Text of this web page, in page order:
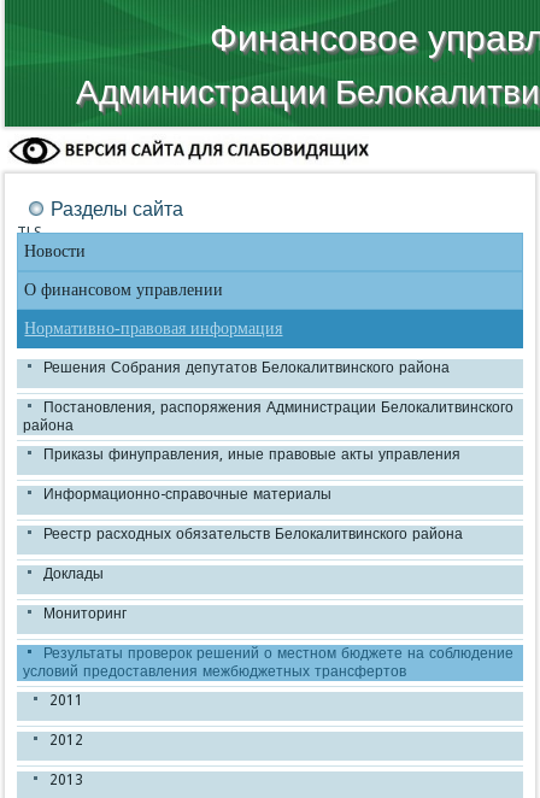
Финансовое
Администрации
Разделы сайта
TLS
Новости
О финансовом управлении
Нормативно-правовая информация
Решения Собрания депутатов Белокалитвинского района
Постановления, распоряжения Администрации Белокалитвинского
района
Приказы финуправления, иные правовые акты управления
Информационно-справочные материалы
Реестр расходных обязательств Белокалитвинского района
Доклады
Мониторинг
Результаты проверок решений о местном бюджете на соблюдение
условий предоставления межбюджетных трансфертов
2011
2012
2013